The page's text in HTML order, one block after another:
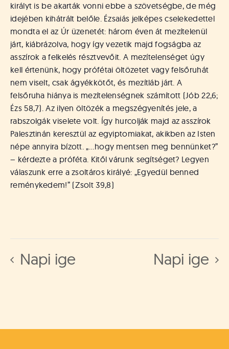
királyt is be akarták vonni ebbe a szövetségbe, de még
idejében kihátrált belőle. Ézsaiás jelképes cselekedettel
mondta el az Úr üzenetét: három éven át mezítelenül
járt, kiábrázolva, hogy így vezetik majd fogságba az
asszírok a felkelés résztvevőit. A mezítelenséget úgy
kell értenünk, hogy prófétai öltözetet vagy felsőruhát
nem viselt, csak ágyékkötőt, és mezítláb járt. A
felsőruha hiánya is mezítelenségnek számított (Jób 22,6;
Ézs 58,7). Az ilyen öltözék a megszégyenítés jele, a
rabszolgák viselete volt. Így hurcolják majd az asszírok
Palesztinán keresztül az egyiptomiakat, akikben az Isten
népe annyira bízott. „…hogy mentsen meg bennünket?”
– kérdezte a próféta. Kitől várunk segítséget? Legyen
válaszunk erre a zsoltáros királyé: „Egyedül benned
reménykedem!” (Zsolt 39,8)
Napi ige Napi ige